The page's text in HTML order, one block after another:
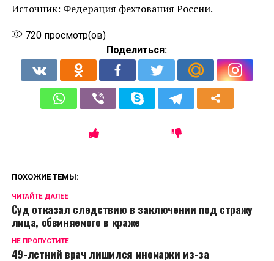
Источник: Федерация фехтования России.
720просмотр(ов)
Поделиться:
ПОХОЖИЕ ТЕМЫ:
ЧИТАЙТЕ ДАЛЕЕ
Суд отказал следствию в заключении под стражу
лица, обвиняемого в краже
НЕ ПРОПУСТИТЕ
49-летний врач лишился иномарки из-за